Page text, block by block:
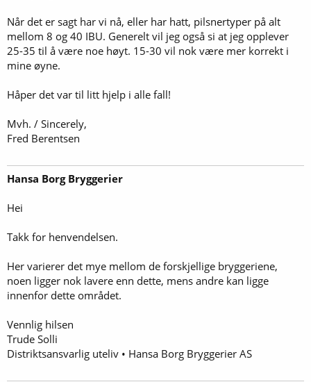
Når det er sagt har vi nå, eller har hatt, pilsnertyper på alt
mellom 8 og 40 IBU. Generelt vil jeg også si at jeg opplever
25-35 til å være noe høyt. 15-30 vil nok være mer korrekt i
mine øyne.
Håper det var til litt hjelp i alle fall!
Mvh. / Sincerely,
Fred Berentsen
Hansa Borg Bryggerier
Hei
Takk for henvendelsen.
Her varierer det mye mellom de forskjellige bryggeriene,
noen ligger nok lavere enn dette, mens andre kan ligge
innenfor dette området.
Vennlig hilsen
Trude Solli
Distriktsansvarlig uteliv • Hansa Borg Bryggerier AS